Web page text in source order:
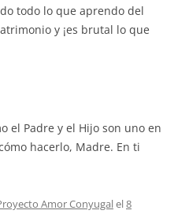
todo lo que aprendo del
y ¡es brutal lo que
el Padre y el Hijo son uno en
hacerlo, Madre. En ti
Amor Conyugalel8